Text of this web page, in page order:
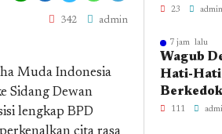
342 admin
Muda Indonesia
Sidang Dewan
lengkap BPD
Fakfak
666
Islam
23 admin
7 jam lalu
Wagub
Hati-Hati
111